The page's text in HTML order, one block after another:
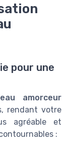
pour une
amorceur
rendant votre
agréable et
: